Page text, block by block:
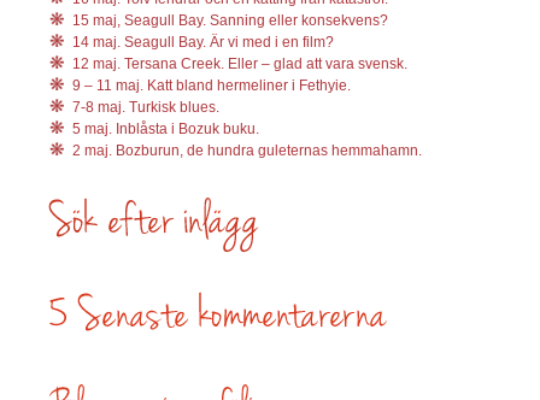
15 maj, Seagull Bay. Sanning eller konsekvens?
14 maj. Seagull Bay. Är vi med i en film?
12 maj. Tersana Creek. Eller – glad att vara svensk.
9 – 11 maj. Katt bland hermeliner i Fethyie.
7-8 maj. Turkisk blues.
5 maj. Inblåsta i Bozuk buku.
2 maj. Bozburun, de hundra guleternas hemmahamn.